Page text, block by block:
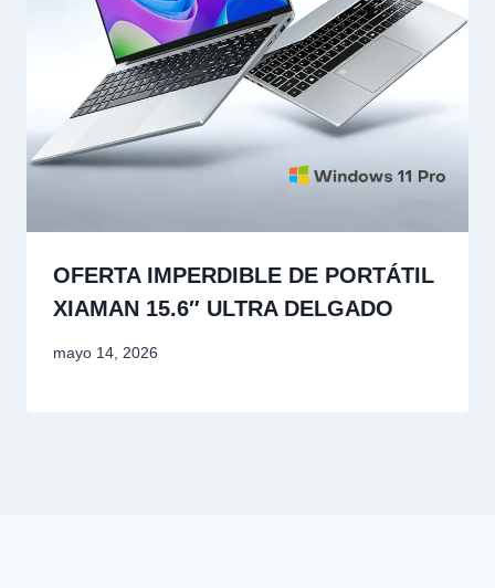
OFERTA IMPERDIBLE DE PORTÁTIL
XIAMAN 15.6″ ULTRA DELGADO
mayo 14, 2026